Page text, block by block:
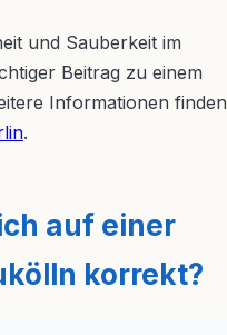
und Sauberkeit im
Beitrag zu einem
Informationen finden
.
auf einer
korrekt?